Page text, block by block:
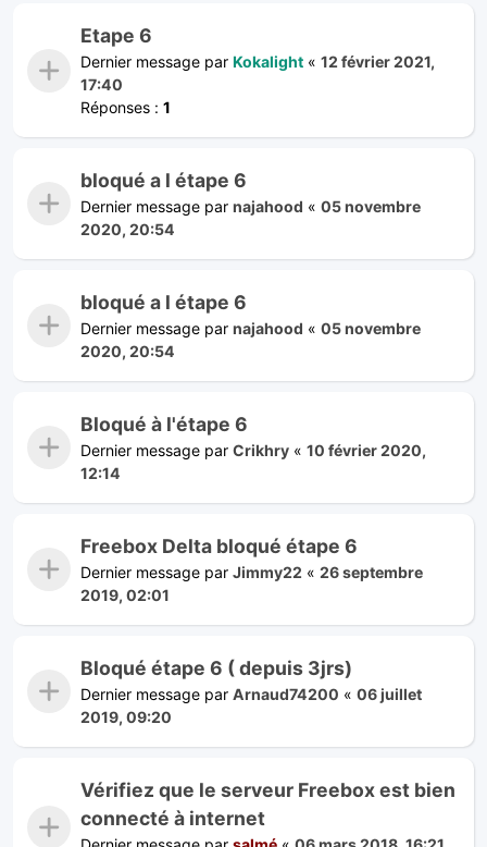
Etape 6
Dernier message par Kokalight « 12 février 2021,
17:40
Réponses : 1
bloqué a l étape 6
Dernier message par najahood « 05 novembre
2020, 20:54
bloqué a l étape 6
Dernier message par najahood « 05 novembre
2020, 20:54
Bloqué à l'étape 6
Dernier message par Crikhry « 10 février 2020,
12:14
Freebox Delta bloqué étape 6
Dernier message par Jimmy22 « 26 septembre
2019, 02:01
Bloqué étape 6 ( depuis 3jrs)
Dernier message par Arnaud74200 « 06 juillet
2019, 09:20
Vérifiez que le serveur Freebox est bien
connecté à internet